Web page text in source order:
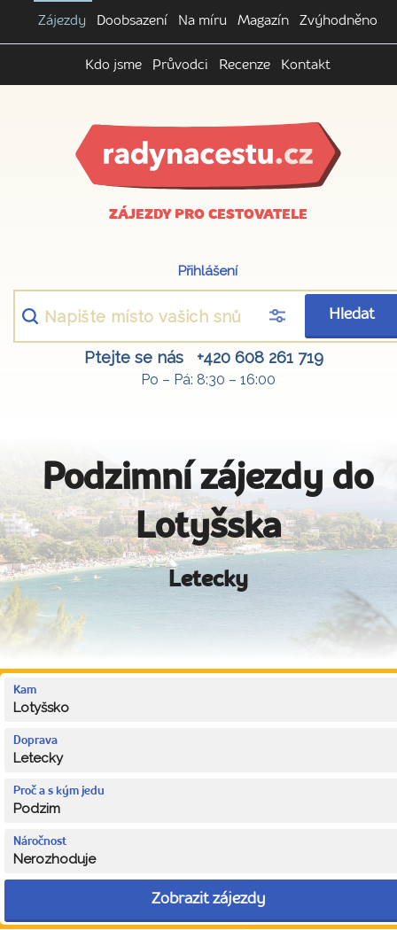
Zájezdy Doobsazení Na míru Magazín Zvýhodněno
Kdo jsme Průvodci Recenze Kontakt
ZÁJEZDY PRO CESTOVATELE
Přihlášení
Hledat
Ptejte se nás +420 608 261 719
Po – Pá: 8:30 – 16:00
Podzimní zájezdy do
Lotyšska
Letecky
Kam
Lotyšsko
Doprava
Letecky
Proč a s kým jedu
Podzim
Náročnost
Nerozhoduje
Zobrazit zájezdy